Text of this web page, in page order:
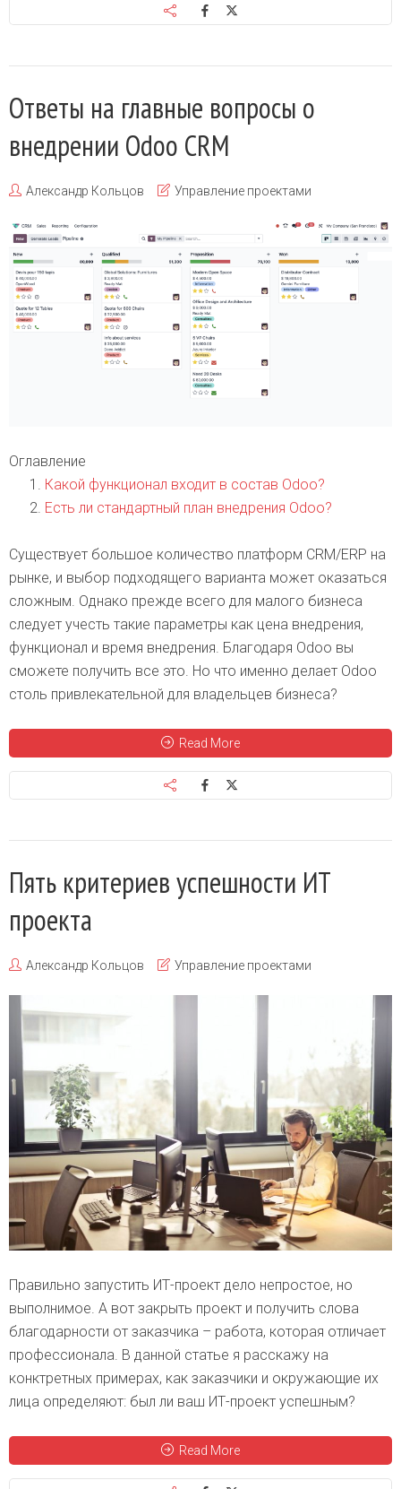
Ответы на главные вопросы о
внедрении Odoo CRM
Александр Кольцов Управление проектами
Оглавление
Какой функционал входит в состав Odoo?
Есть ли стандартный план внедрения Odoo?
Существует большое количество платформ CRM/ERP на
рынке, и выбор подходящего варианта может оказаться
сложным. Однако прежде всего для малого бизнеса
следует учесть такие параметры как цена внедрения,
функционал и время внедрения. Благодаря Odoo вы
сможете получить все это. Но что именно делает Odoo
столь привлекательной для владельцев бизнеса?
Read More
Пять критериев успешности ИТ
проекта
Александр Кольцов Управление проектами
Правильно запустить ИТ-проект дело непростое, но
выполнимое. А вот закрыть проект и получить слова
благодарности от заказчика – работа, которая отличает
профессионала. В данной статье я расскажу на
конктретных примерах, как заказчики и окружающие их
лица определяют: был ли ваш ИТ-проект успешным?
Read More